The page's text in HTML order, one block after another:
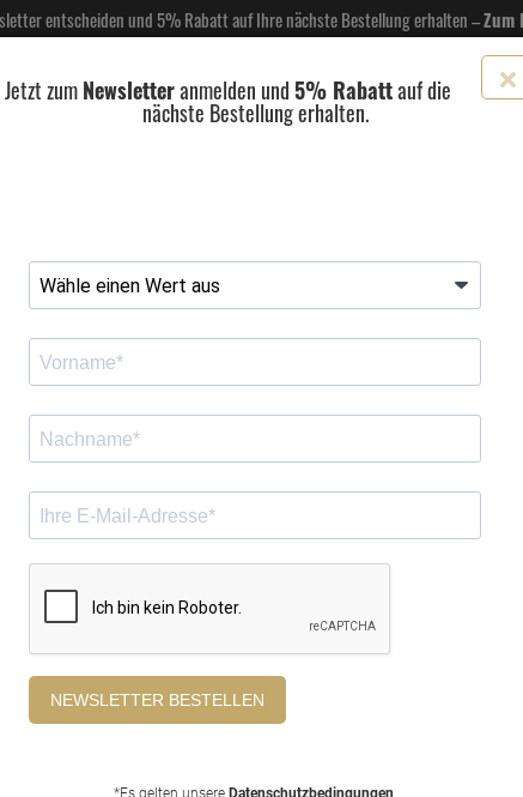
entscheiden und 5% Rabatt auf Ihre nächste Bestellung erhalten –Zum
Kochen &
BEWERTUNG
8m Rolle
StStruktur
29€
Stück =2,29 €
59€
1 Stück =2,59 €
Jetzt zumNewsletteranmelden und5% Rabattauf die
nächste Bestellung erhalten.
*Es gelten unsere Datenschutzbedingungen.